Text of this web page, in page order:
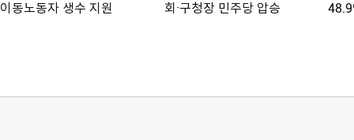
이동노동자 생수 지원
회·구청장 민주당 압승